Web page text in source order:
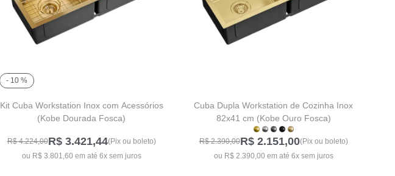
- 10 %
Kit Cuba Workstation Inox com Acessórios
(Kobe Dourada Fosca)
R$ 4.224,00R$ 3.421,44(Pix ou boleto)
ou R$ 3.801,60 em até 6x sem juros
Cuba Dupla Workstation de Cozinha Inox
82x41 cm (Kobe Ouro Fosca)
R$ 2.390,00R$ 2.151,00(Pix ou boleto)
ou R$ 2.390,00 em até 6x sem juros